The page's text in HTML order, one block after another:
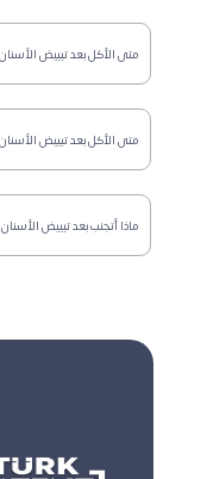
متى الأكل بعد تبييض الأسنان
متى الأكل بعد تبييض الأسنان
ماذا أتجنب بعد تبييض الأسنان